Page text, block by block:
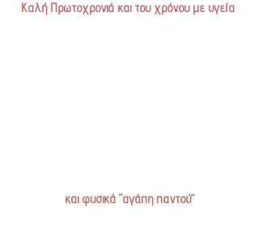
Καλή Πρωτοχρονιά και του χρόνου με υγεία
και φυσικά “αγάπη παντού”